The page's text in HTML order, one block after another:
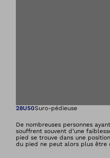
Ouvre
28U50Suro-pédieuse
De nombreuses personnes
souffrent souvent d’une
pied se trouve dans une
du pied ne peut alors plus être